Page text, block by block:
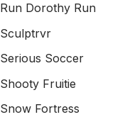
Run Dorothy Run
Sculptrvr
Serious Soccer
Shooty Fruitie
Snow Fortress